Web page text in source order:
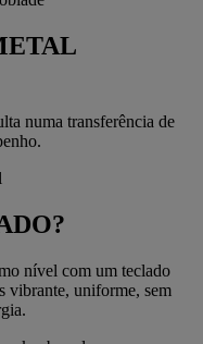
numa transferência de
nível com um teclado
vibrante, uniforme, sem